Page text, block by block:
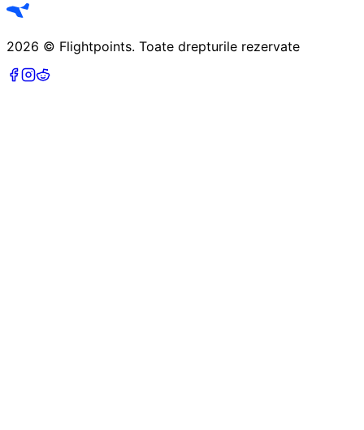
2026 © Flightpoints. Toate drepturile rezervate